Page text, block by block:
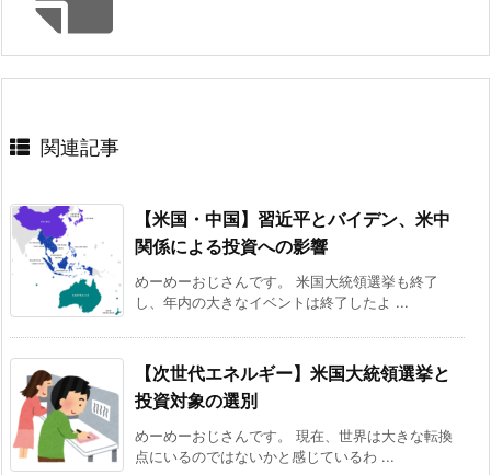
関連記事
【米国・中国】習近平とバイデン、米中
関係による投資への影響
めーめーおじさんです。 米国大統領選挙も終了
し、年内の大きなイベントは終了したよ ...
【次世代エネルギー】米国大統領選挙と
投資対象の選別
めーめーおじさんです。 現在、世界は大きな転換
点にいるのではないかと感じているわ ...